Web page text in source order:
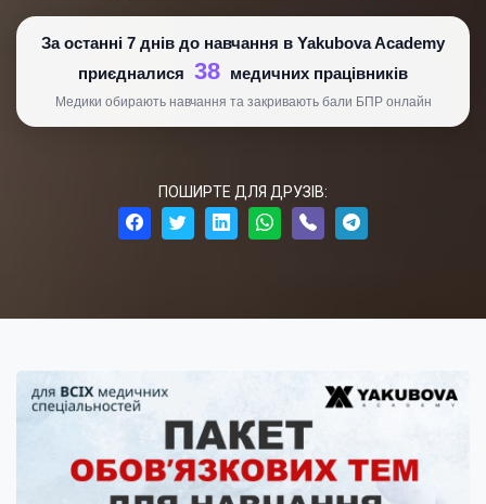
За останні 7 днів до навчання в Yakubova Academy
приєдналися 38 медичних працівників
Медики обирають навчання та закривають бали БПР онлайн
ПОШИРТЕ ДЛЯ ДРУЗІВ: